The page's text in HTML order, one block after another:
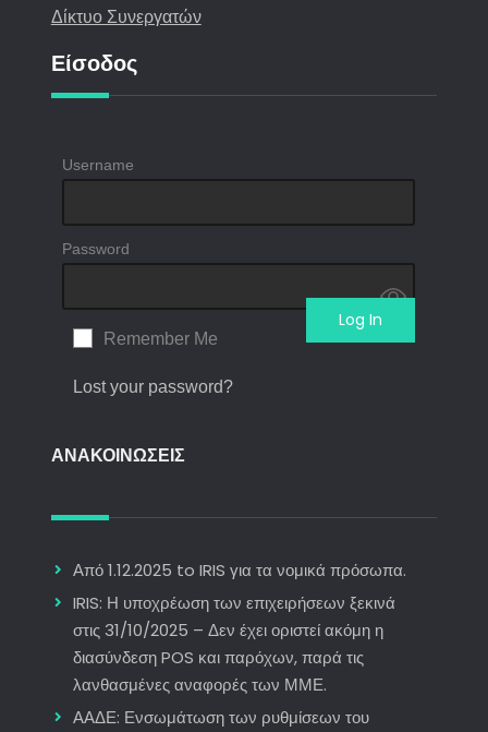
Δίκτυο Συνεργατών
Είσοδος
Username
Password
Remember Me
Lost your password?
ΑΝΑΚΟΙΝΩΣΕΙΣ
Από 1.12.2025 to IRIS για τα νομικά πρόσωπα.
IRIS: Η υποχρέωση των επιχειρήσεων ξεκινά
στις 31/10/2025 – Δεν έχει οριστεί ακόμη η
διασύνδεση POS και παρόχων, παρά τις
λανθασμένες αναφορές των ΜΜΕ.
ΑΑΔΕ: Ενσωμάτωση των ρυθμίσεων του